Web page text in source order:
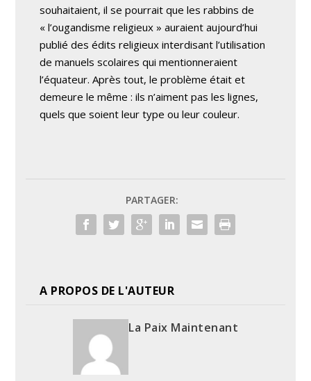
souhaitaient, il se pourrait que les rabbins de
« l’ougandisme religieux » auraient aujourd’hui
publié des édits religieux interdisant l’utilisation
de manuels scolaires qui mentionneraient
l’équateur. Après tout, le problème était et
demeure le même : ils n’aiment pas les lignes,
quels que soient leur type ou leur couleur.
PARTAGER:
A PROPOS DE L'AUTEUR
La Paix Maintenant